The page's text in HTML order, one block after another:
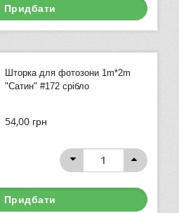
Придбати
Шторка для фотозони 1m*2m
"Сатин" #172 срібло
54,00 грн
Придбати